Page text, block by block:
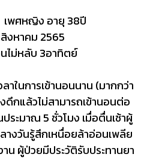
เพศหญิง อายุ 38ปี
งหาคม 2565
ไม่หลับ 3อาทิตย์
าในการเข้านอนนาน (มากกว่า
ดึกแล้วไม่สามารถเข้านอนต่อ
ระมาณ 5 ชั่วโมง เมื่อตื่นเช้าผู้
างวันรู้สึกเหนื่อยล้าอ่อนเพลีย
น ผู้ป่วยมีประวัติรับประทานยา